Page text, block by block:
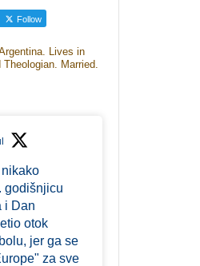
Follow
Lives in
Married.
godišnjicu
i Dan
otok
jer ga se
za sve